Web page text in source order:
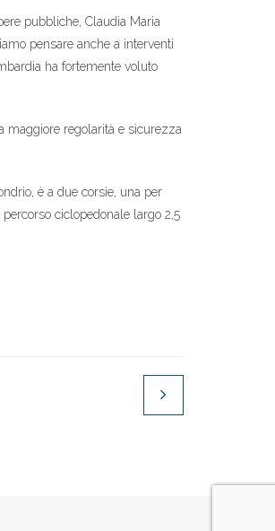
pubbliche, Claudia Maria
pensare anche a interventi
ha fortemente voluto
maggiore regolarità e sicurezza
è a due corsie, una per
ciclopedonale largo 2,5